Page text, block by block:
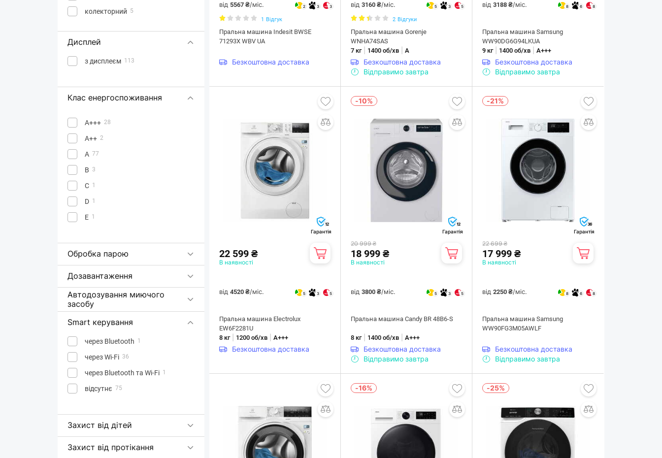
колекторний 5
Дисплей
з дисплеєм 113
Клас енергоспоживання
А+++ 28
А++ 2
А 77
В 3
C 1
D 1
Е 1
Обробка парою
Дозавантаження
Автодозування миючого
засобу
Smart керування
через Bluetooth 1
через Wi-Fi 36
через Bluetooth та Wi-Fi 1
відсутнє 75
Захист від дітей
Захист від протікання
від 5567 ₴/міс. 2 3 3
1 Відгук
Пральна машина Indesit BWSE
71293X WBV UA
Безкоштовна доставка
від3160 ₴/міс. 5 3 5
2 Відгуки
Пральна машина Gorenje
WNHA74SAS
7 кг| 1400 об/хв |А
Безкоштовна доставка
Відправимо завтра
від3188 ₴/міс. 8 6 8
Пральна машина Samsung
WW90DG6G94LKUA
9 кг| 1400 об/хв |А+++
Безкоштовна доставка
Відправимо завтра
12
Гарантія
22 599 ₴
В наявності
від 4520 ₴/міс. 5 3 5
Пральна машина Electrolux
EW6F2281U
8 кг| 1200 об/хв А+++
Безкоштовна доставка
-10%
12
Гарантія
20 999 ₴
18 999 ₴
В наявності
від3800 ₴/міс. 5 3 5
Пральна машина Candy BR 48B6-S
8 кг| 1400 об/хв |А+++
Безкоштовна доставка
Відправимо завтра
-21%
36
Гарантія
22 699 ₴
17 999 ₴
В наявності
від2250 ₴/міс. 8 6 8
Пральна машина Samsung
WW90FG3M05AWLF
Безкоштовна доставка
Відправимо завтра
-16% -25%